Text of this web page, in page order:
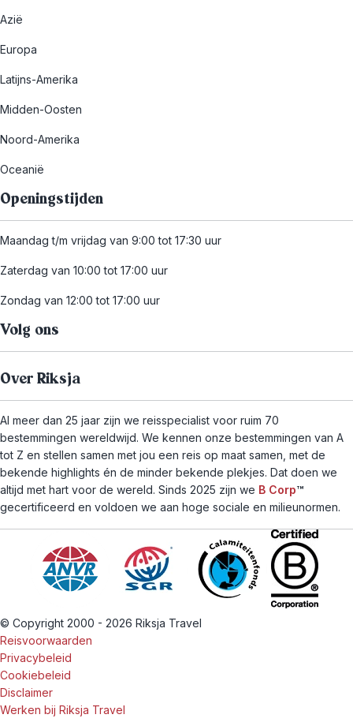
Azië
Europa
Latijns-Amerika
Midden-Oosten
Noord-Amerika
Oceanië
Openingstijden
Maandag t/m vrijdag van 9:00 tot 17:30 uur
Zaterdag van 10:00 tot 17:00 uur
Zondag van 12:00 tot 17:00 uur
Volg ons
Over Riksja
Al meer dan 25 jaar zijn we reisspecialist voor ruim 70
bestemmingen wereldwijd. We kennen onze bestemmingen van A
tot Z en stellen samen met jou een reis op maat samen, met de
bekende highlights én de minder bekende plekjes. Dat doen we
altijd met hart voor de wereld. Sinds 2025 zijn we B Corp™
gecertificeerd en voldoen we aan hoge sociale en milieunormen.
© Copyright 2000 - 2026 Riksja Travel
Reisvoorwaarden
Privacybeleid
Cookiebeleid
Disclaimer
Werken bij Riksja Travel